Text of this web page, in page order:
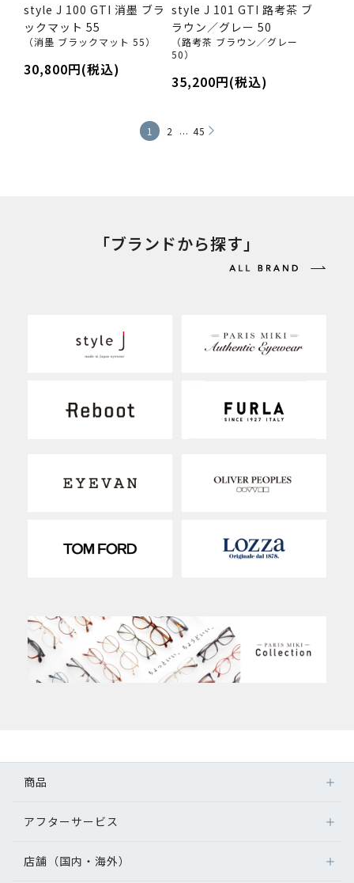
style J 100 GTI 消墨 ブラ
ックマット 55
（消墨 ブラックマット 55）
30,800円(税込)
style J 101 GTI 路考茶 ブ
ラウン／グレー 50
（路考茶 ブラウン／グレー
50）
35,200円(税込)
1 2 ... 45
「ブランドから探す」
商品
アフターサービス
店舗（国内・海外）